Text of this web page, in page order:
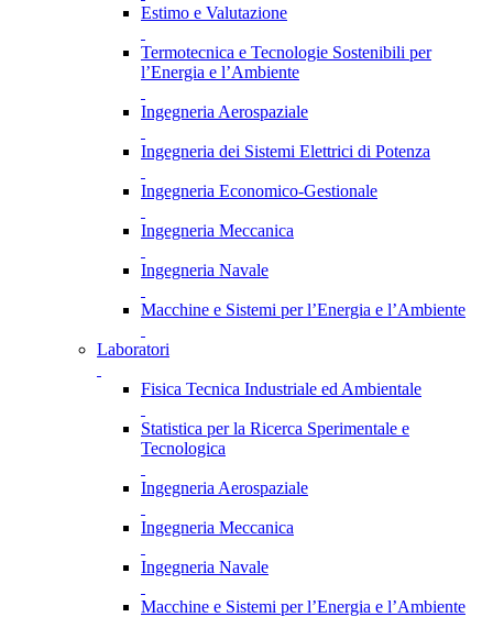
Estimo e Valutazione
Termotecnica e Tecnologie Sostenibili per
l’Energia e l’Ambiente
Ingegneria Aerospaziale
Ingegneria dei Sistemi Elettrici di Potenza
Ingegneria Economico-Gestionale
Ingegneria Meccanica
Ingegneria Navale
Macchine e Sistemi per l’Energia e l’Ambiente
Laboratori
Fisica Tecnica Industriale ed Ambientale
Statistica per la Ricerca Sperimentale e
Tecnologica
Ingegneria Aerospaziale
Ingegneria Meccanica
Ingegneria Navale
Macchine e Sistemi per l’Energia e l’Ambiente